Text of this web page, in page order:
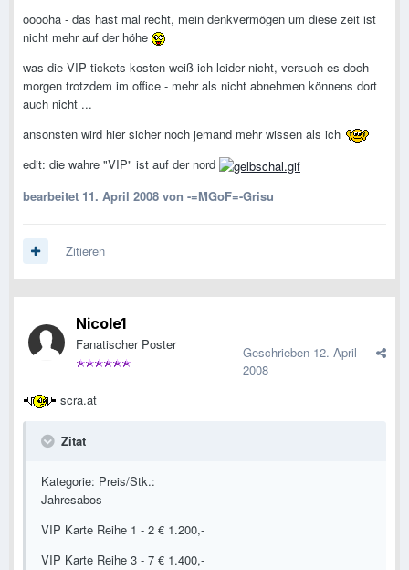
ooooha - das hast mal recht, mein denkvermögen um diese zeit ist
nicht mehr auf der höhe
was die VIP tickets kosten weiß ich leider nicht, versuch es doch
morgen trotzdem im office - mehr als nicht abnehmen könnens dort
auch nicht ...
ansonsten wird hier sicher noch jemand mehr wissen als ich
edit: die wahre "VIP" ist auf der nord
bearbeitet 11. April 2008 von -=MGoF=-Grisu
Zitieren
Nicole1
Fanatischer Poster Geschrieben 12. April
2008
scra.at
Zitat
Kategorie: Preis/Stk.:
Jahresabos
VIP Karte Reihe 1 - 2 € 1.200,-
VIP Karte Reihe 3 - 7 € 1.400,-